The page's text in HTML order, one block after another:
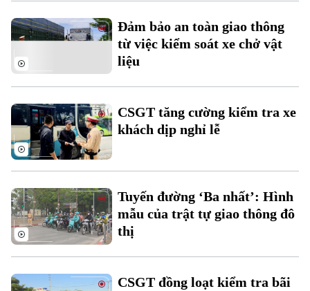
Đảm bảo an toàn giao thông
từ việc kiểm soát xe chở vật
liệu
CSGT tăng cường kiểm tra xe
khách dịp nghỉ lễ
Tuyến đường ‘Ba nhất’: Hình
mẫu của trật tự giao thông đô
thị
CSGT đồng loạt kiểm tra bãi